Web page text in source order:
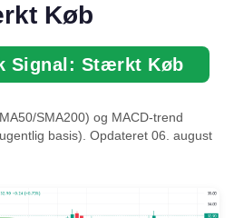
Køb
Signal: Stærkt Køb
SMA200) og MACD-trend
basis). Opdateret 06. august